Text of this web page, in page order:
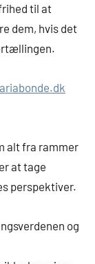
til at
dem, hvis det
alt fra rammer
at tage
perspektiver.
og